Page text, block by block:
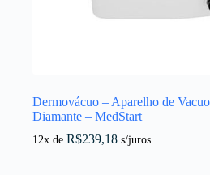
Dermovácuo – Aparelho de
Diamante – MedStart
12x de R$239,18 s/juros